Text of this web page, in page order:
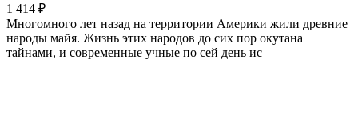
1 414 ₽
Многомного лет назад на территории Америки жили древние
народы майя. Жизнь этих народов до сих пор окутана
тайнами, и современные учные по сей день ис